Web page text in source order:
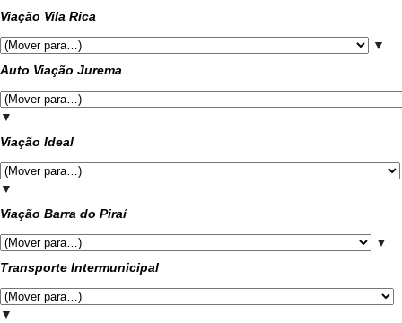
Viação Vila Rica
▼
Auto Viação Jurema
▼
Viação Ideal
▼
Viação Barra do Piraí
▼
Transporte Intermunicipal
▼